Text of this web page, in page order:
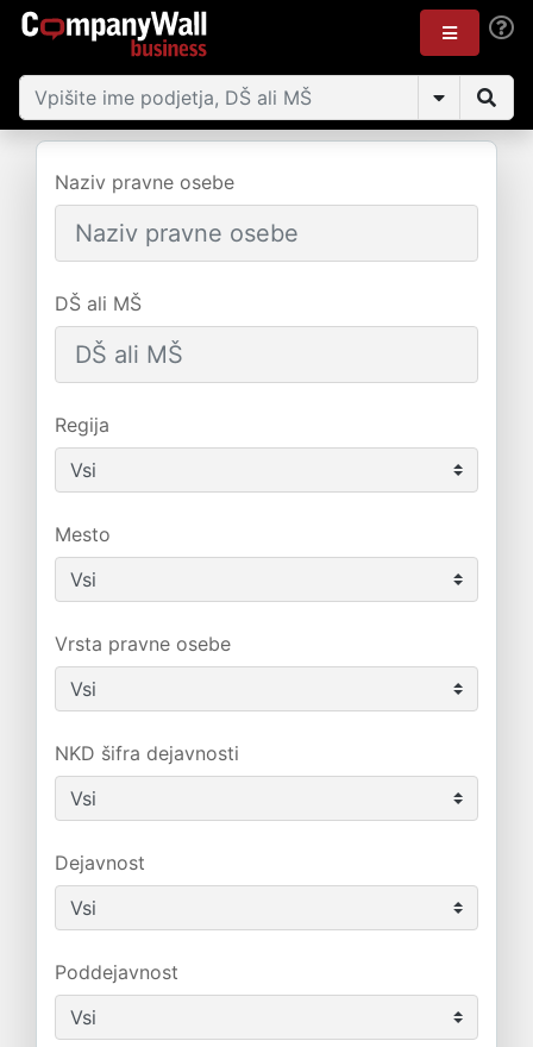
Naziv pravne osebe
DŠ ali MŠ
Regija
Mesto
Vrsta pravne osebe
NKD šifra dejavnosti
Dejavnost
Poddejavnost